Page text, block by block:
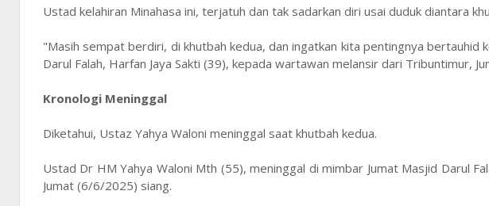
Ustad kelahiran Minahasa ini, terjatuh dan tak sadarkan diri usai duduk diantara
"Masih sempat berdiri, di khutbah kedua, dan ingatkan kita pentingnya bertauhid
Darul Falah, Harfan Jaya Sakti (39), kepada wartawan melansir dari Tribuntimur,
Kronologi Meninggal
Diketahui, Ustaz Yahya Waloni meninggal saat khutbah kedua.
Ustad Dr HM Yahya Waloni Mth (55), meninggal di mimbar Jumat Masjid Darul
Jumat (6/6/2025) siang.